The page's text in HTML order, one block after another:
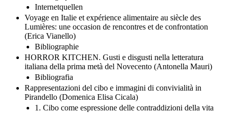
Bibliographie
Internetquellen
Voyage en Italie et expérience alimentaire au siècle des
Lumières: une occasion de rencontres et de confrontation
(Erica Vianello)
Bibliographie
HORROR KITCHEN. Gusti e disgusti nella letteratura
italiana della prima metà del Novecento (Antonella Mauri)
Bibliografia
Rappresentazioni del cibo e immagini di convivialità in
Pirandello (Domenica Elisa Cicala)